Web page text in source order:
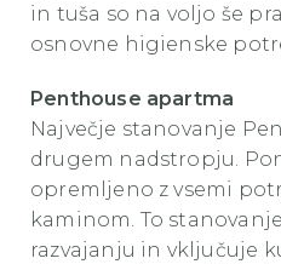
in tuša so na voljo še
osnovne higienske
Penthouse apartma
Največje stanovanje
drugem nadstropju.
opremljeno z vsemi
kaminom. To
razvajanju in vključuje